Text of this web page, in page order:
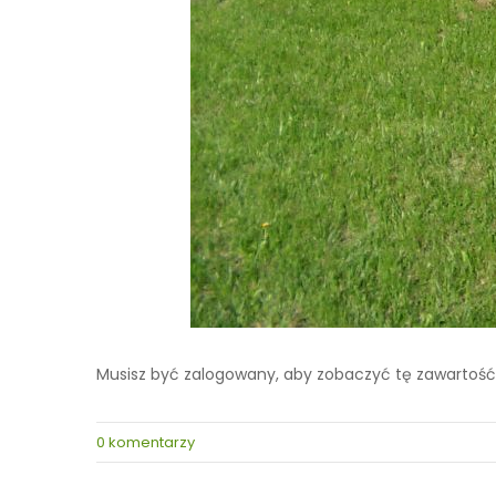
Musisz być zalogowany, aby zobaczyć tę
0 komentarzy